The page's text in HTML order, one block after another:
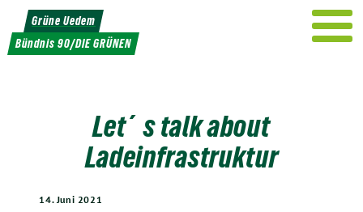
Weiter
zum
Inhalt
Grüne Uedem
Bündnis 90/DIE GRÜNEN
Let´s talk about
Ladeinfrastruktur
14. Juni 2021